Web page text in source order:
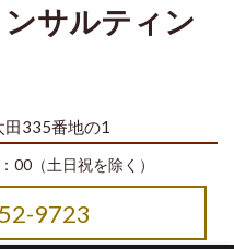
サルティン
335番地の1
00（土日祝を除く）
9723